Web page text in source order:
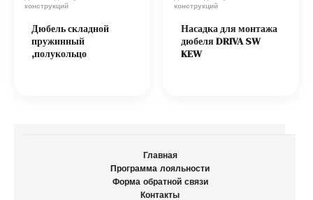
конструкций
Дюбель складной
пружинный
,полукольцо
конструкций
Насадка для монтажа
дюбеля DRIVA SW
KEW
Главная
Программа лояльности
Форма обратной связи
Контакты